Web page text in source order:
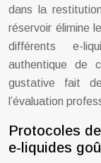
dans la
réservoir élimine
différents e-
authentique de
gustative fait
l’évaluation
Protocoles
e-liquides